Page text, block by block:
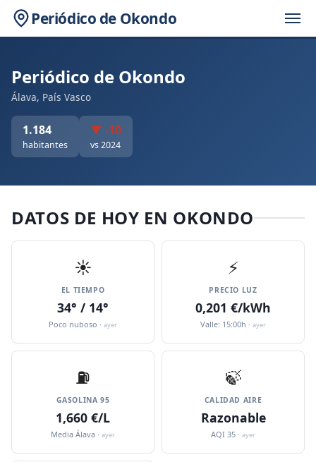
Periódico de Okondo
Periódico de Okondo
Álava, País Vasco
1.184
habitantes
▼ -10
vs 2024
DATOS DE HOY EN OKONDO
☀️
EL TIEMPO
34° / 14°
Poco nuboso · ayer
⚡
PRECIO LUZ
0,201 €/kWh
Valle: 15:00h · ayer
⛽️
GASOLINA 95
1,660 €/L
Media Álava · ayer
🍃
CALIDAD AIRE
Razonable
AQI 35 · ayer